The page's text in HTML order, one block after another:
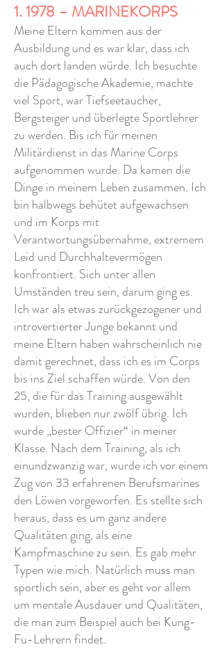
1. 1978 – MARINEKORPS
Meine Eltern kommen aus der
Ausbildung und es war klar, dass ich
auch dort landen würde. Ich besuchte
die Pädagogische Akademie, machte
viel Sport, war Tiefseetaucher,
Bergsteiger und überlegte Sportlehrer
zu werden. Bis ich für meinen
Militärdienst in das Marine Corps
aufgenommen wurde. Da kamen die
Dinge in meinem Leben zusammen. Ich
bin halbwegs behütet aufgewachsen
und im Korps mit
Verantwortungsübernahme, extremem
Leid und Durchhaltevermögen
konfrontiert. Sich unter allen
Umständen treu sein, darum ging es.
Ich war als etwas zurückgezogener und
introvertierter Junge bekannt und
meine Eltern haben wahrscheinlich nie
damit gerechnet, dass ich es im Corps
bis ins Ziel schaffen würde. Von den
25, die für das Training ausgewählt
wurden, blieben nur zwölf übrig. Ich
wurde „bester Offizier“ in meiner
Klasse. Nach dem Training, als ich
einundzwanzig war, wurde ich vor einem
Zug von 33 erfahrenen Berufsmarines
den Löwen vorgeworfen. Es stellte sich
heraus, dass es um ganz andere
Qualitäten ging, als eine
Kampfmaschine zu sein. Es gab mehr
Typen wie mich. Natürlich muss man
sportlich sein, aber es geht vor allem
um mentale Ausdauer und Qualitäten,
die man zum Beispiel auch bei Kung-
Fu-Lehrern findet.